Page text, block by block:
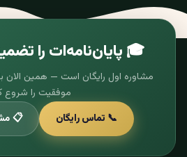
🎓 پایان‌نامه‌ات را
مشاوره اول رایگان است — همین الان
موفقیت را شروع
📞 تماس رایگان
📋